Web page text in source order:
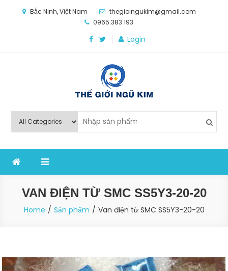
Bắc Ninh, Việt Nam
thegioingukim@gmail.com
0965.383.193
Login
Thế Giới Ngũ Kim
nghiệp sản xuất
VAN ĐIỆN TỪ SMC SS5Y3-20-20
Home Sản phẩm Van điện từ SMC SS5Y3-20-20